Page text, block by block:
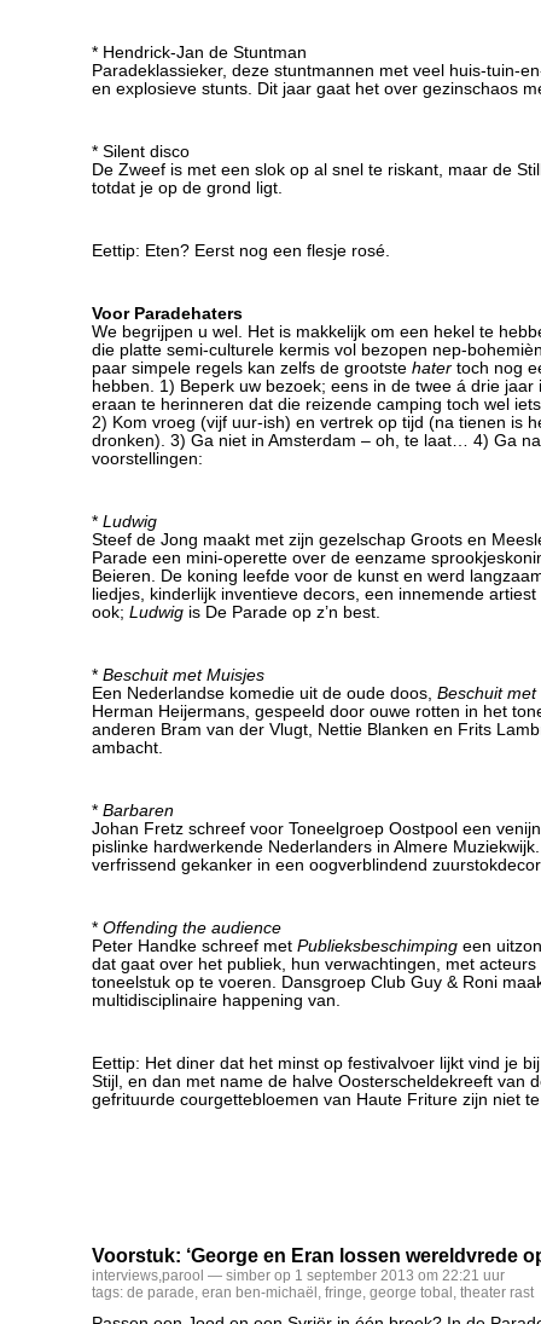
* Hendrick-Jan de Stuntman
Paradeklassieker, deze stuntmannen met veel huis-tuin-
en explosieve stunts. Dit jaar gaat het over gezinschaos
* Silent disco
De Zweef is met een slok op al snel te riskant, maar de
totdat je op de grond ligt.
Eettip: Eten? Eerst nog een flesje rosé.
Voor Paradehaters
We begrijpen u wel. Het is makkelijk om een hekel te
die platte semi-culturele kermis vol bezopen nep-
paar simpele regels kan zelfs de grootste hater toch nog
hebben. 1) Beperk uw bezoek; eens in de twee á drie jaar
eraan te herinneren dat die reizende camping toch wel
2) Kom vroeg (vijf uur-ish) en vertrek op tijd (na tienen is
dronken). 3) Ga niet in Amsterdam – oh, te laat… 4) Ga
voorstellingen:
* Ludwig
Steef de Jong maakt met zijn gezelschap Groots en
Parade een mini-operette over de eenzame
Beieren. De koning leefde voor de kunst en werd
liedjes, kinderlijk inventieve decors, een innemende
ook; Ludwig is De Parade op z’n best.
* Beschuit met Muisjes
Een Nederlandse komedie uit de oude doos, Beschuit met
Herman Heijermans, gespeeld door ouwe rotten in het
anderen Bram van der Vlugt, Nettie Blanken en Frits
ambacht.
* Barbaren
Johan Fretz schreef voor Toneelgroep Oostpool een
pislinke hardwerkende Nederlanders in Almere
verfrissend gekanker in een oogverblindend
* Offending the audience
Peter Handke schreef met Publieksbeschimping een
dat gaat over het publiek, hun verwachtingen, met
toneelstuk op te voeren. Dansgroep Club Guy & Roni
multidisciplinaire happening van.
Eettip: Het diner dat het minst op festivalvoer lijkt vind je
Stijl, en dan met name de halve Oosterscheldekreeft van
gefrituurde courgettebloemen van Haute Friture zijn niet
Voorstuk: ‘George en Eran lossen wereldvrede
interviews,parool — simber op 1 september 2013 om 22:21 uur
tags: de parade, eran ben-michaël , fringe, george tobal , theater rast